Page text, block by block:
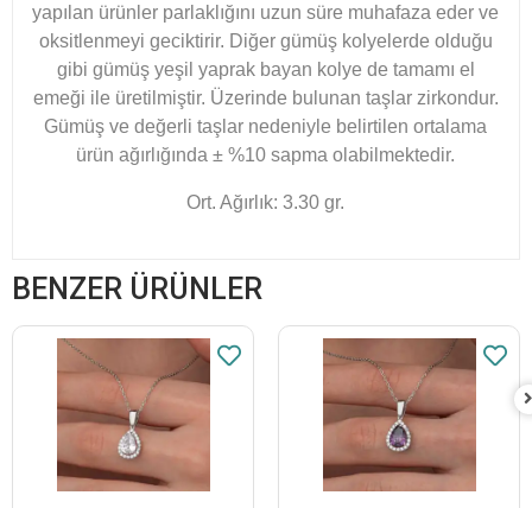
yapılan ürünler parlaklığını uzun süre muhafaza eder ve
oksitlenmeyi geciktirir. Diğer gümüş kolyelerde olduğu
gibi gümüş yeşil yaprak bayan kolye de tamamı el
emeği ile üretilmiştir. Üzerinde bulunan taşlar zirkondur.
Gümüş ve değerli taşlar nedeniyle belirtilen ortalama
ürün ağırlığında ± %10 sapma olabilmektedir.
Ort. Ağırlık: 3.30 gr.
BENZER ÜRÜNLER